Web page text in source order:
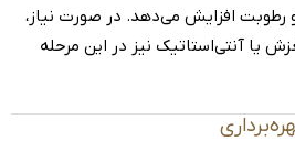
رطوبت افزایش می‌دهد. در صورت نیاز،
یا آنتی‌استاتیک نیز در این مرحله